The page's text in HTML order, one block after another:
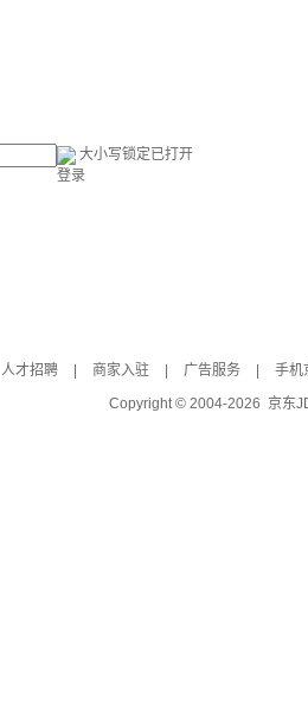
大小写锁定已打开
登录
人才招聘 商家入驻 广告服务 手机
Copyright © 2004-2026 京东